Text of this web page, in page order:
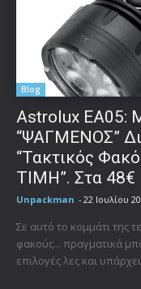
Blog
Astrolux ΕΑ05:
“ΨΑΓΜΕΝΟΣ”
“Τακτικός
ΤΙΜΗ”. Στα
Unpackman - 22 Ιουλίου
Σε αυτό το κομμάτι της
φακούς... πραγματικά
επιλογές λες και